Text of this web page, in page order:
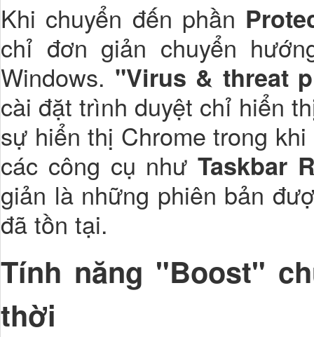
Khi chuyển đến phần
chỉ đơn giản chuyển
Windows. "Virus & threat
cài đặt trình duyệt chỉ hiển
sự hiển thị Chrome trong
các công cụ nhưTaskbar
giản là những phiên bản
đã tồn tại.
Tính năng "Boost"
thời